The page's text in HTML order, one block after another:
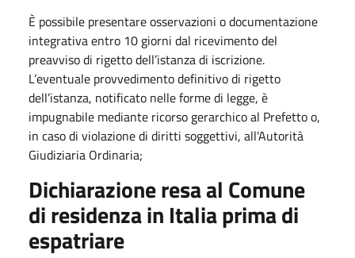
È possibile presentare osservazioni o documentazione
integrativa entro 10 giorni dal ricevimento del
preavviso di rigetto dell’istanza di iscrizione.
L’eventuale provvedimento definitivo di rigetto
dell’istanza, notificato nelle forme di legge, è
impugnabile mediante ricorso gerarchico al Prefetto o,
in caso di violazione di diritti soggettivi, all'Autorità
Giudiziaria Ordinaria;
Dichiarazione resa al Comune
di residenza in Italia prima di
espatriare